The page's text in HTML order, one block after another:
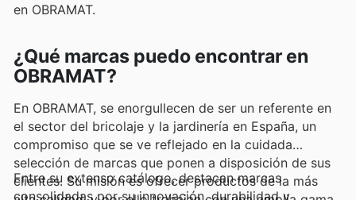
en OBRAMAT.
¿Qué marcas puedo encontrar en
OBRAMAT?
En OBRAMAT, se enorgullecen de ser un referente en
el sector del bricolaje y la jardinería en España, un
compromiso que se ve reflejado en la cuidada
selección de marcas que ponen a disposición de sus
clientes. Su misión es ofrecer productos de la más
Entre su extenso catálogo, destacan marcas
consolidadas por su innovación, durabilidad y